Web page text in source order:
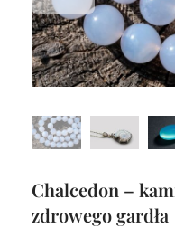
Chalcedon –
zdrowego gardła